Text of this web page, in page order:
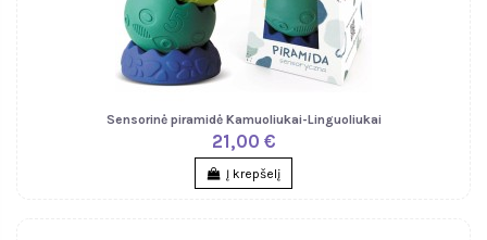
Sensorinė piramidė Kamuoliukai-Linguoliukai
21,00 €
Į krepšelį